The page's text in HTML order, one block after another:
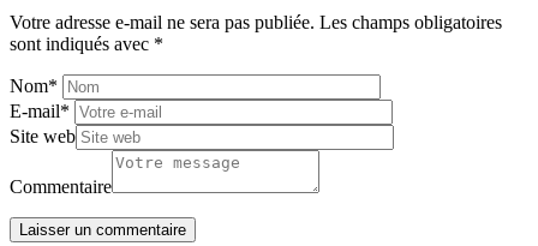
Votre adresse e-mail ne sera pas publiée. Les champs obligatoires
sont indiqués avec *
Nom*
E-mail*
Site web
Commentaire